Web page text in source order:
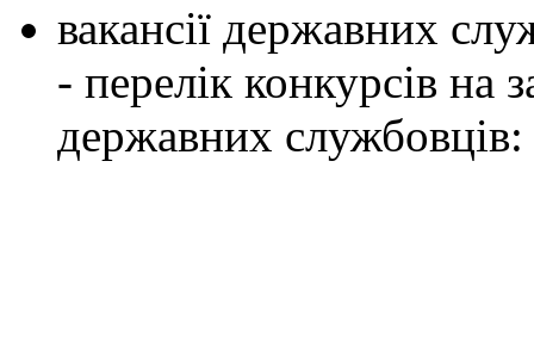
вакансії державних
- перелік конкурсів на
державних службовців: